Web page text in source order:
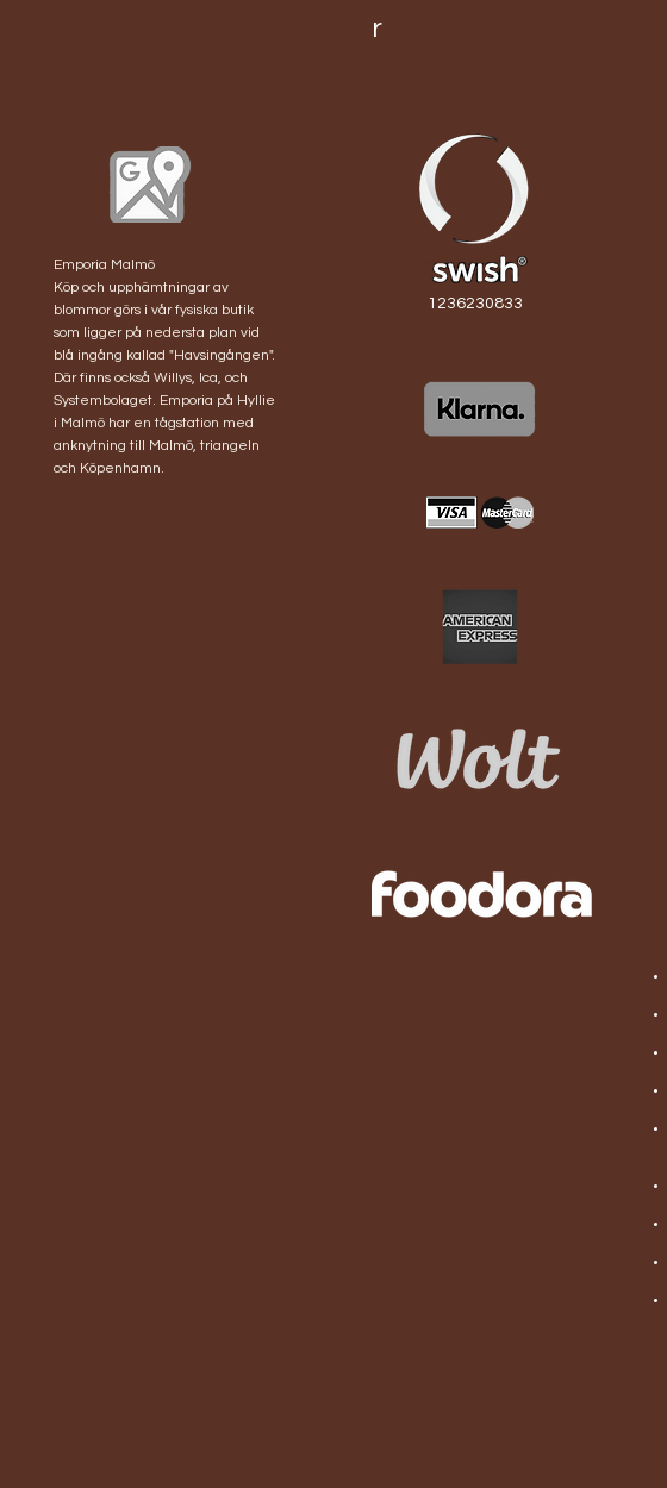
Nallebox Peach M
Nallebox vit 3
Emporia Malmö
Köp och upphämtningar av
blommor görs i vår fysiska butik
som ligger på nedersta plan vid
blå ingång kallad "Havsingången".
Där finns också Willys, Ica, och
Systembolaget. Emporia på Hyllie
i Malmö har en tågstation med
anknytning till Malmö, triangeln
och Köpenhamn.
r
1236230833